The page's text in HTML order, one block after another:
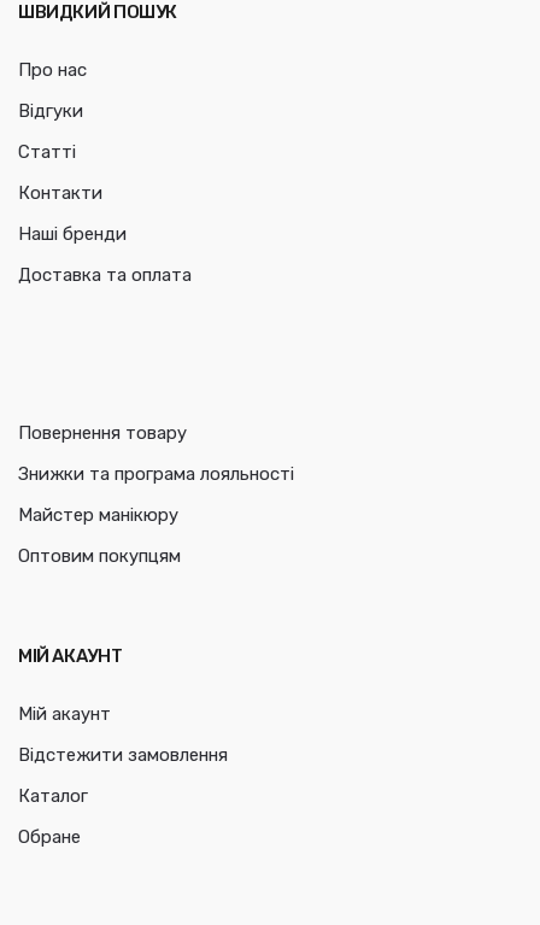
ШВИДКИЙ ПОШУК
Про нас
Відгуки
Статті
Контакти
Наші бренди
Доставка та оплата
Повернення товару
Знижки та програма лояльності
Майстер манікюру
Оптовим покупцям
МІЙ АКАУНТ
Мій акаунт
Відстежити замовлення
Каталог
Обране